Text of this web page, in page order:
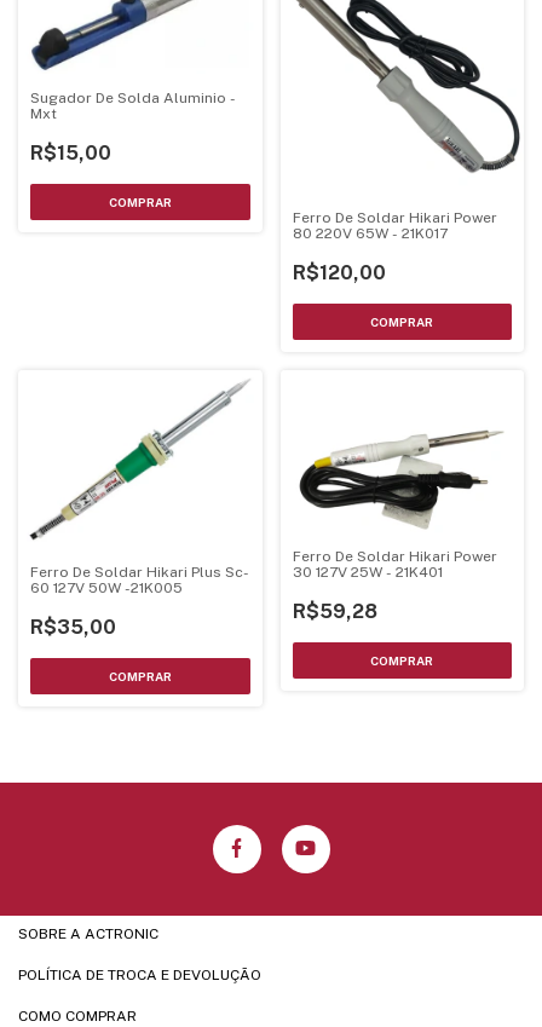
Sugador De Solda Aluminio -
Mxt
R$15,00
Ferro De Soldar Hikari Power
80 220V 65W - 21K017
R$120,00
Ferro De Soldar Hikari Plus Sc-
60 127V 50W -21K005
R$35,00
Ferro De Soldar Hikari Power
30 127V 25W - 21K401
R$59,28
SOBRE A ACTRONIC
POLÍTICA DE TROCA E DEVOLUÇÃO
COMO COMPRAR